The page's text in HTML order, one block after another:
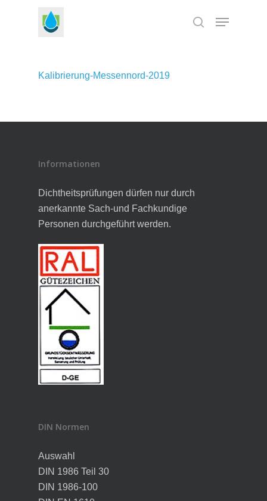
search
Menu
Kalibrierung-Messennord-2019
Informationen
Dichtheitsprüfungen dürfen nur durch
anerkannte Sach-und Fachkundige
Personen durchgeführt werden.
DIN Normen
Auswahl
DIN 1986 Teil 30
DIN 1986-100